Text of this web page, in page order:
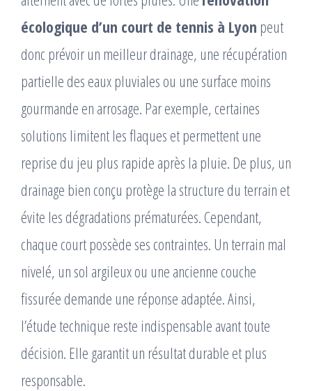
écologique d’un court de tennis à Lyon peut
donc prévoir un meilleur drainage, une récupération
partielle des eaux pluviales ou une surface moins
gourmande en arrosage. Par exemple, certaines
solutions limitent les flaques et permettent une
reprise du jeu plus rapide après la pluie. De plus, un
drainage bien conçu protège la structure du terrain et
évite les dégradations prématurées. Cependant,
chaque court possède ses contraintes. Un terrain mal
nivelé, un sol argileux ou une ancienne couche
fissurée demande une réponse adaptée. Ainsi,
l’étude technique reste indispensable avant toute
décision. Elle garantit un résultat durable et plus
responsable.